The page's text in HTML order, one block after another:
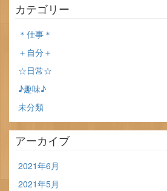
カテゴリー
＊仕事＊
＋自分＋
☆日常☆
♪趣味♪
未分類
アーカイブ
2021年6月
2021年5月